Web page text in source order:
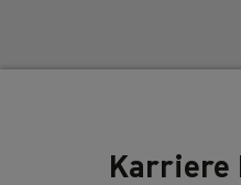
Karriere